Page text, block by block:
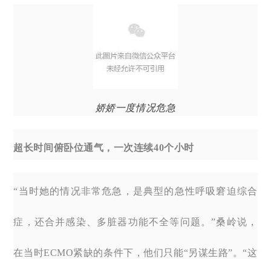
娇娇一度情况危急
超长时间俯卧位通气，一次连续40个小时
“当时她的情况非常危急，是典型的急性呼吸窘迫综合
症，还合并感染、多脏器功能不全等问题。”桑岭说，
在当时ECMO紧缺的条件下，他们只能“另谋生路”。“这